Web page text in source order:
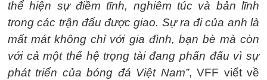
thể hiện sự điềm tĩnh, nghiêm túc và bản lĩnh
trong các trận đấu được giao. Sự ra đi của anh là
mất mát không chỉ với gia đình, bạn bè mà còn
với cả một thế hệ trọng tài đang phấn đấu vì sự
phát triển của bóng đá Việt Nam”, VFF viết về